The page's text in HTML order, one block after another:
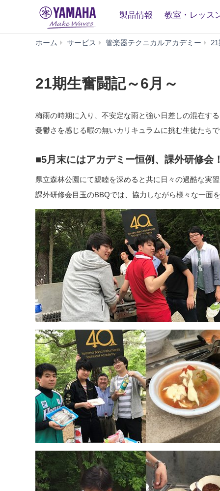
製品情報 教室・レッス
ホーム サービス 管楽器テクニカルアカデミー
21期生奮闘記～6月～
梅雨の時期に入り、不安定な雨と強い日差しの混在す
憂鬱さを感じる暇の無いカリキュラムに挑む生徒たち
■5月末にはアカデミー恒例、課外研修会
県立森林公園にて親睦を深めると共に日々の過酷な実
課外研修会目玉のBBQでは、協力しながら様々な一面